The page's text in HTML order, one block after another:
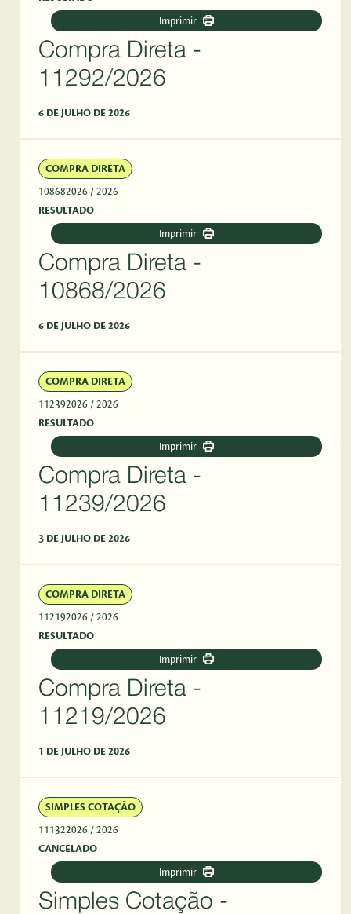
Imprimir
Compra Direta -
11292/2026
6 DE JULHO DE 2026
COMPRA DIRETA
108682026 / 2026
RESULTADO
Imprimir
Compra Direta -
10868/2026
6 DE JULHO DE 2026
COMPRA DIRETA
112392026 / 2026
RESULTADO
Imprimir
Compra Direta -
11239/2026
3 DE JULHO DE 2026
COMPRA DIRETA
112192026 / 2026
RESULTADO
Imprimir
Compra Direta -
11219/2026
1 DE JULHO DE 2026
SIMPLES COTAÇÃO
111322026 / 2026
CANCELADO
Imprimir
Simples Cotação -